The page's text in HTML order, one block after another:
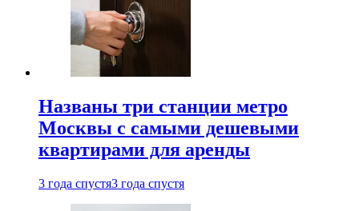
Названы три станции метро
Москвы с самыми дешевыми
квартирами для аренды
3 года спустя3 года спустя